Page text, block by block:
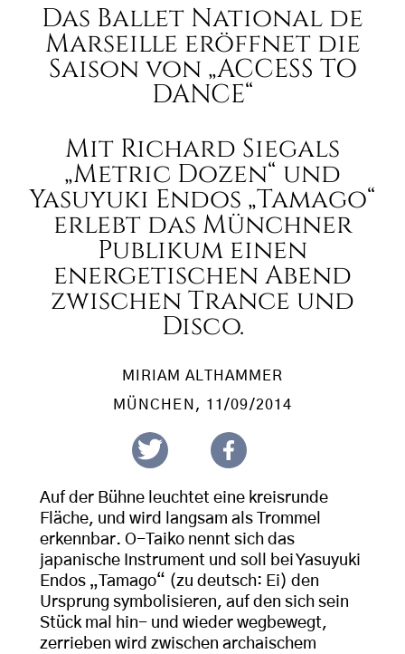
Das Ballet National de
Marseille eröffnet die
Saison von „ACCESS TO
DANCE“
Mit Richard Siegals
„Metric Dozen“ und
Yasuyuki Endos „Tamago“
erlebt das Münchner
Publikum einen
energetischen Abend
zwischen Trance und
Disco.
MIRIAM ALTHAMMER
MÜNCHEN , 11/09/2014
Auf der Bühne leuchtet eine kreisrunde
Fläche, und wird langsam als Trommel
erkennbar. O-Taiko nennt sich das
japanische Instrument und soll bei Yasuyuki
Endos „Tamago“ (zu deutsch: Ei) den
Ursprung symbolisieren, auf den sich sein
Stück mal hin- und wieder wegbewegt,
zerrieben wird zwischen archaischem